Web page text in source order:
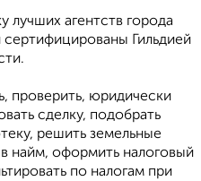
лучших агентств города
Гильдией
проверить, юридически
сделку, подобрать
решить земельные
найм, оформить налоговый
по налогам при